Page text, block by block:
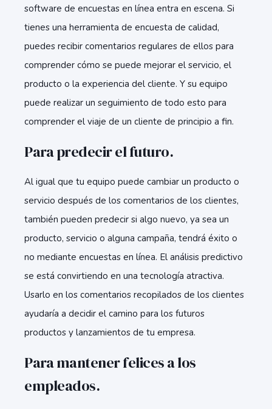
software de encuestas en línea entra en escena. Si
tienes una herramienta de encuesta de calidad,
puedes recibir comentarios regulares de ellos para
comprender cómo se puede mejorar el servicio, el
producto o la experiencia del cliente. Y su equipo
puede realizar un seguimiento de todo esto para
comprender el viaje de un cliente de principio a fin.
Para predecir el futuro.
Al igual que tu equipo puede cambiar un producto o
servicio después de los comentarios de los clientes,
también pueden predecir si algo nuevo, ya sea un
producto, servicio o alguna campaña, tendrá éxito o
no mediante encuestas en línea. El análisis predictivo
se está convirtiendo en una tecnología atractiva.
Usarlo en los comentarios recopilados de los clientes
ayudaría a decidir el camino para los futuros
productos y lanzamientos de tu empresa.
Para mantener felices a los
empleados.